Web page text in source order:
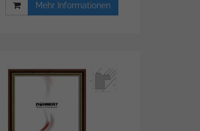
Mehr Informationen